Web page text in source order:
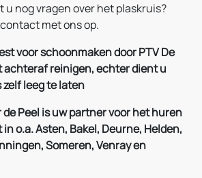
u nog vragen over het plaskruis?
met ons op.
voor schoonmaken door PTV De
achteraf reinigen, echter dient u
leeg te laten
Peel is uw partner voor het huren
o.a. Asten, Bakel, Deurne, Helden,
Someren, Venray en